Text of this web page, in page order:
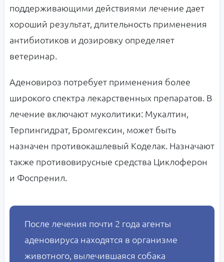
поддерживающими действиями лечение дает
хороший результат, длительность применения
антибиотиков и дозировку определяет
ветеринар.
Аденовироз потребует применения более
широкого спектра лекарственных препаратов. В
лечение включают муколитики: Мукалтин,
Терпингидрат, Бромгексин, может быть
назначен противокашлевый Коделак. Назначают
также противовирусные средства Циклоферон
и Фоспренил.
После лечения почти 2 года агенты
аденовируса находятся в организме
животного, вылечившаяся собака